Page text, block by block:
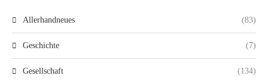
Allerhandneues (83)
Geschichte (7)
Gesellschaft (134)